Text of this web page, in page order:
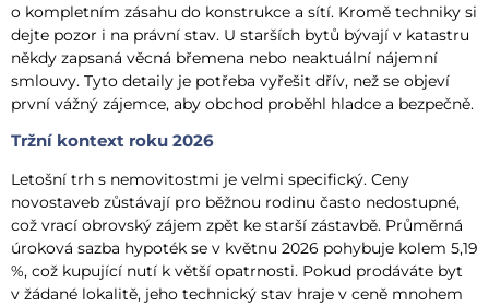
o kompletním zásahu do konstrukce a sítí. Kromě techniky si
dejte pozor i na právní stav. U starších bytů bývají v katastru
někdy zapsaná věcná břemena nebo neaktuální nájemní
smlouvy. Tyto detaily je potřeba vyřešit dřív, než se objeví
první vážný zájemce, aby obchod proběhl hladce a bezpečně.
Tržní kontext roku 2026
Letošní trh s nemovitostmi je velmi specifický. Ceny
novostaveb zůstávají pro běžnou rodinu často nedostupné,
což vrací obrovský zájem zpět ke starší zástavbě. Průměrná
úroková sazba hypoték se v květnu 2026 pohybuje kolem 5,19
%, což kupující nutí k větší opatrnosti. Pokud prodáváte byt
v žádané lokalitě, jeho technický stav hraje v ceně mnohem